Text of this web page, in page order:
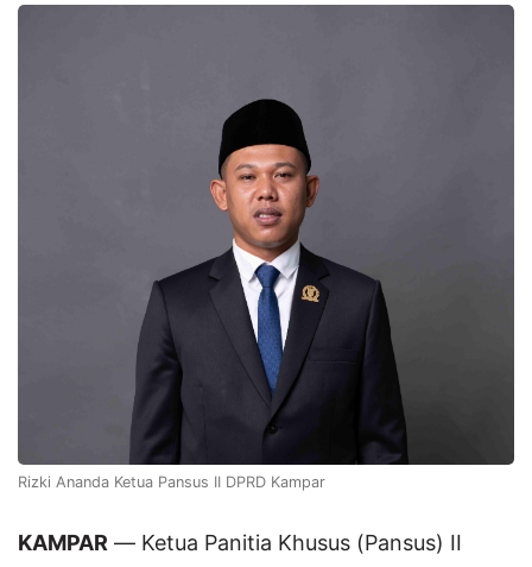
Rizki Ananda Ketua Pansus II DPRD Kampar
KAMPAR — Ketua Panitia Khusus (Pansus) II